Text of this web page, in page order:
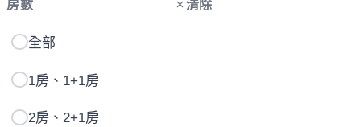
房數 清除
全部
1房、1+1房
2房、2+1房